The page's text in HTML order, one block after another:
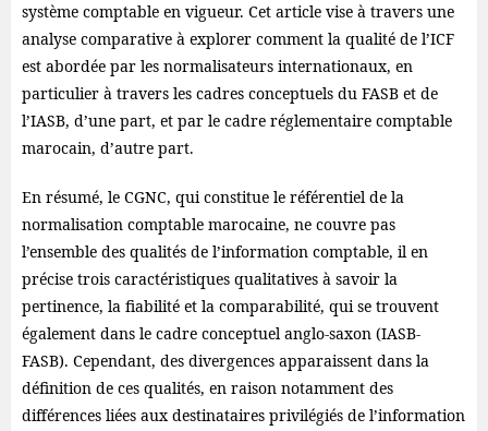
système comptable en vigueur. Cet article vise à travers une
analyse comparative à explorer comment la qualité de l’ICF
est abordée par les normalisateurs internationaux, en
particulier à travers les cadres conceptuels du FASB et de
l’IASB, d’une part, et par le cadre réglementaire comptable
marocain, d’autre part.
En résumé, le CGNC, qui constitue le référentiel de la
normalisation comptable marocaine, ne couvre pas
l’ensemble des qualités de l’information comptable, il en
précise trois caractéristiques qualitatives à savoir la
pertinence, la fiabilité et la comparabilité, qui se trouvent
également dans le cadre conceptuel anglo-saxon (IASB-
FASB). Cependant, des divergences apparaissent dans la
définition de ces qualités, en raison notamment des
différences liées aux destinataires privilégiés de l’information